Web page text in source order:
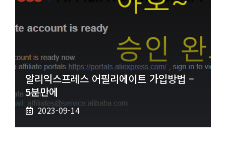
알리익스프레스 어필리에이트 가입방법 –
5분만에
2023-09-14